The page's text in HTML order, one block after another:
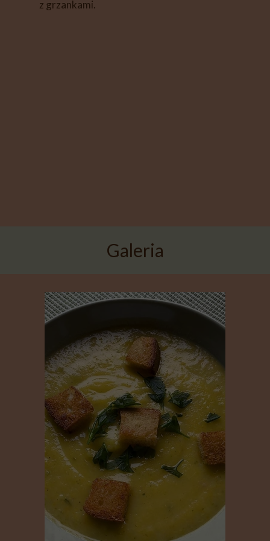
z grzankami.
Galeria